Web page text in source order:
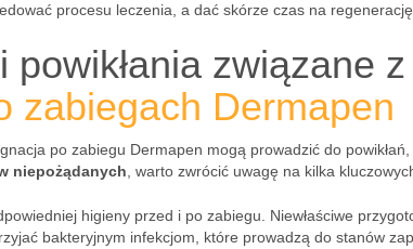
procesu leczenia, a dać skórze czas na regenerację.
powikłania związane z
zabiegach Dermapen
po zabiegu Dermapen mogą prowadzić do
niepożądanych , warto zwrócić uwagę na kilka
higieny przed i po zabiegu. Niewłaściwe
bakteryjnym infekcjom, które prowadzą do stanów